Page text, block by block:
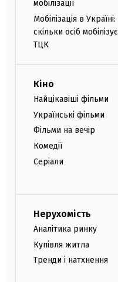
мобілізації
Мобілізація в Україні:
скільки осіб мобілізує
ТЦК
Кіно
Найцікавіші фільми
Українські фільми
Фільми на вечір
Комедії
Серіали
Нерухомість
Аналітика ринку
Купівля житла
Тренди і натхнення